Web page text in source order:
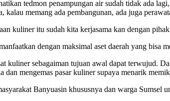
tedmon penampungan air sudah tidak ada
memang ada pembangunan, ada juga
kuliner itu sudah kita kerjasama kan dengan pihak
dengan maksimal aset daerah yang bisa
kuliner sebagaiman tujuan awal dapat terwujud.
mengemas pasar kuliner supaya menarik
Banyuasin khususnya dan warga Sumsel